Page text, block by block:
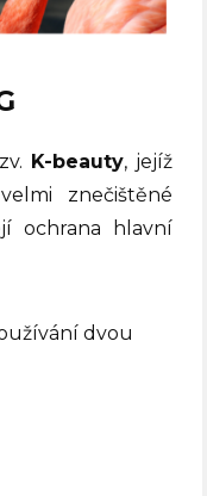
K-beauty, jejíž
znečištěné
ochrana hlavní
dvou